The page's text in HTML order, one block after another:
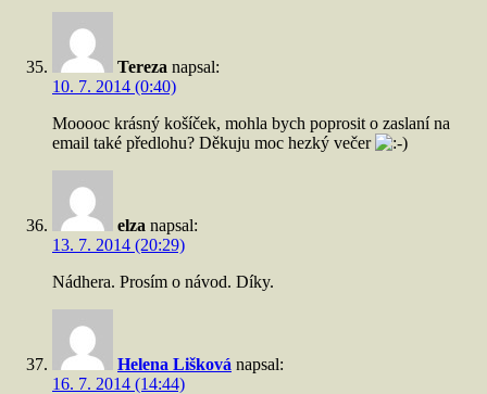
Tereza napsal:
10. 7. 2014 (0:40)
Mooooc krásný košíček, mohla bych poprosit o zaslaní na
email také předlohu? Děkuju moc hezký večer
elza napsal:
13. 7. 2014 (20:29)
Nádhera. Prosím o návod. Díky.
Helena Lišková napsal:
16. 7. 2014 (14:44)